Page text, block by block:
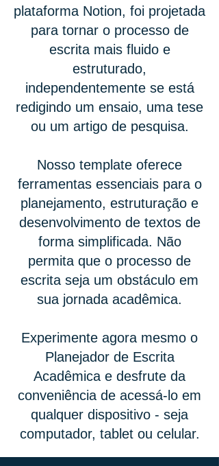
plataforma Notion, foi projetada
para tornar o processo de
escrita mais fluido e
estruturado,
independentemente se está
redigindo um ensaio, uma tese
ou um artigo de pesquisa.
Nosso template oferece
ferramentas essenciais para o
planejamento, estruturação e
desenvolvimento de textos de
forma simplificada. Não
permita que o processo de
escrita seja um obstáculo em
sua jornada acadêmica.
Experimente agora mesmo o
Planejador de Escrita
Acadêmica e desfrute da
conveniência de acessá-lo em
qualquer dispositivo - seja
computador, tablet ou celular.